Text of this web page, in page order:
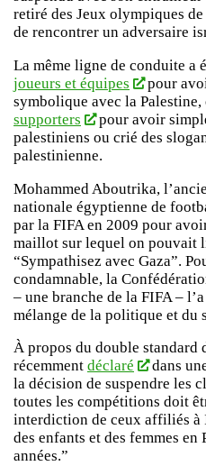
retiré des Jeux olympiques
de rencontrer un adversaire
La même ligne de conduite a
joueurs et équipes
pour
symbolique avec la Palestine,
supporters
pour avoir
palestiniens ou crié des
palestinienne.
Mohammed Aboutrika,
nationale égyptienne de
par la FIFA en 2009 pour
maillot sur lequel on pouvait
“Sympathisez avec Gaza”.
condamnable, la
– une branche de la FIFA –
mélange de la politique et du
À propos du double standard
récemment déclaré
dans
la décision de suspendre les
toutes les compétitions doit
interdiction de ceux affiliés à
des enfants et des femmes en
années.”